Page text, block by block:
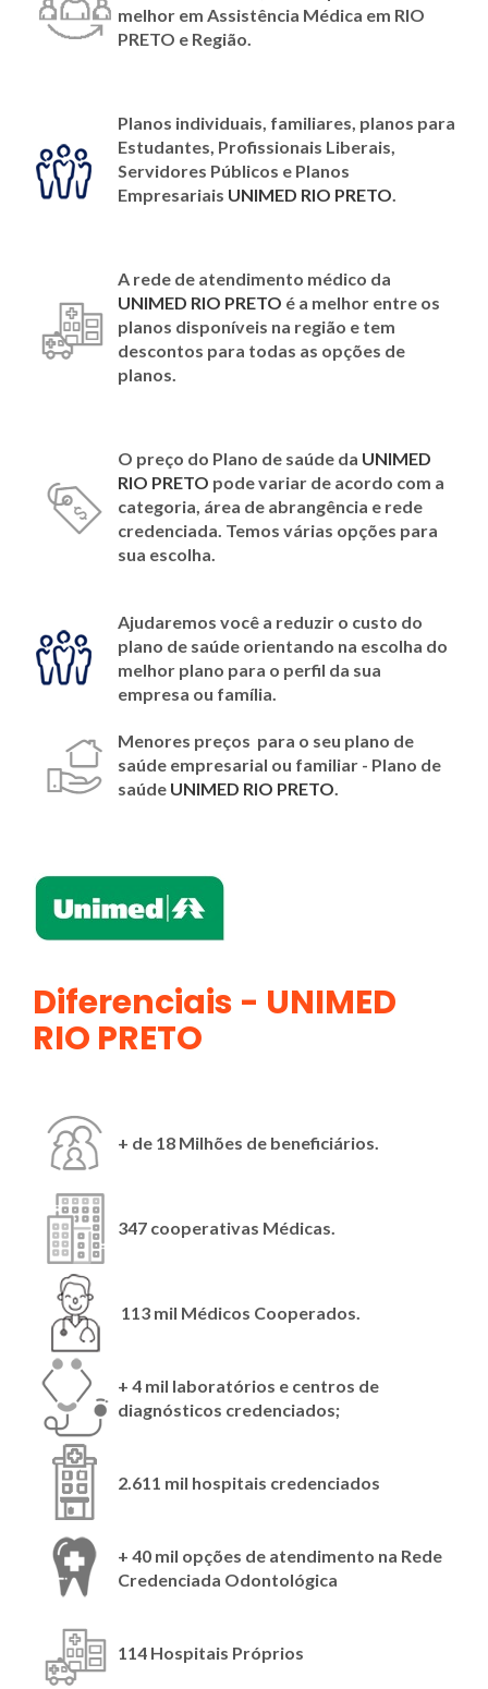
melhor em Assistência Médica em RIO
PRETO e Região.
Planos individuais, familiares, planos para
Estudantes, Profissionais Liberais,
Servidores Públicos e Planos
Empresariais UNIMED RIO PRETO.
A rede de atendimento médico da
UNIMED RIO PRETO é a melhor entre os
planos disponíveis na região e tem
descontos para todas as opções de
planos.
O preço do Plano de saúde da UNIMED
RIO PRETO pode variar de acordo com a
categoria, área de abrangência e rede
credenciada. Temos várias opções para
sua escolha.
Ajudaremos você a reduzir o custo do
plano de saúde orientando na escolha do
melhor plano para o perfil da sua
empresa ou família.
Menores preços para o seu plano de
saúde empresarial ou familiar - Plano de
saúde UNIMED RIO PRETO.
Diferenciais - UNIMED
RIO PRETO
+ de 18 Milhões de beneficiários.
347 cooperativas Médicas.
113 mil Médicos Cooperados.
+ 4 mil laboratórios e centros de
diagnósticos credenciados;
2.611 mil hospitais credenciados
+ 40 mil opções de atendimento na Rede
Credenciada Odontológica
114 Hospitais Próprios